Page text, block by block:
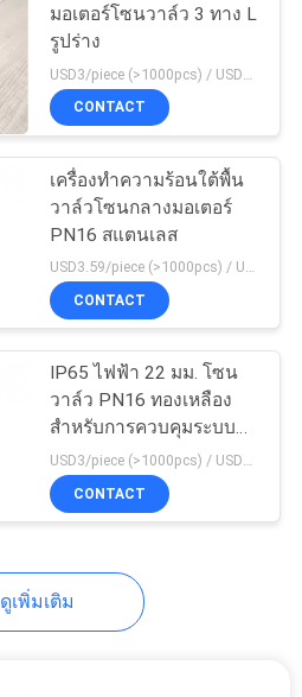
มอเตอร์โซนวาล์ว 3 ทาง L
รูปร่าง
CONTACT
เครื่องทำความร้อนใต้พื้น
วาล์วโซนกลางมอเตอร์
PN16 สแตนเลส
USD3.59/piece (>1000pcs) / USD4.31/piece (50-1000 pcs) MOQ:1,000 ชิ้น
CONTACT
IP65 ไฟฟ้า 22 มม. โซน
วาล์ว PN16 ทองเหลือง
สำหรับการควบคุมระบบ
ทำความร้อนส่วนกลาง
USD3/piece (>1000pcs) / USD3.5 (50-1000 pcs) MOQ:50 ชิ้น
CONTACT
ดูเพิ่มเติม